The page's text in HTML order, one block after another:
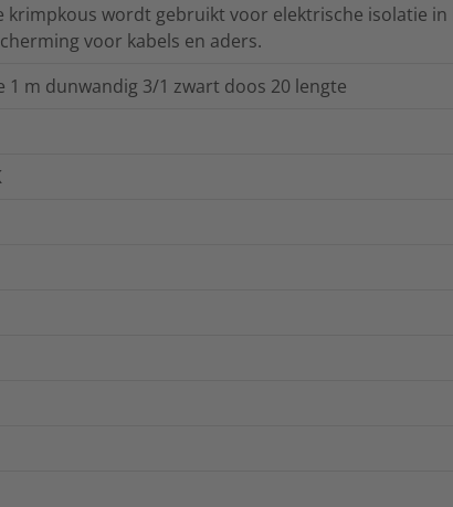
krimpkous wordt gebruikt voor elektrische isolatie in
voor kabels en aders.
1 m dunwandig 3/1 zwart doos 20 lengte